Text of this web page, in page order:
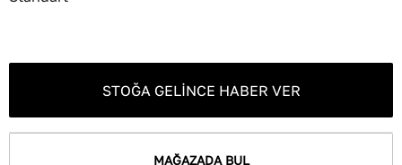
STOĞA GELINCE HABER VER
MAĞAZADA BUL